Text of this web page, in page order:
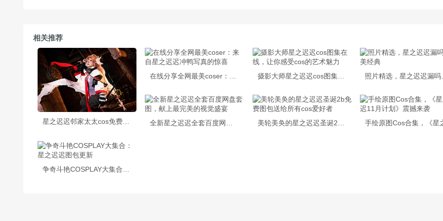
相关推荐
星之迟迟邻家太太cos免费：用图片为你描绘魅力女警的cos作品合集
摄影大师星之迟迟cos图集在线，让你感受cos的艺术魅力